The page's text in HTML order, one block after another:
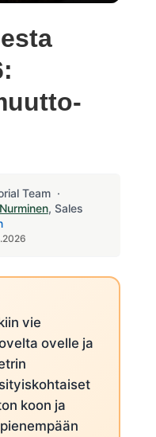
Team ·
, Sales
vie
ovelle ja
koon ja